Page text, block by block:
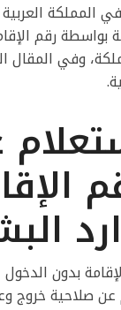
المملكة
بواسطة رقم
وفي
بدون الدخول
صلاحية خروج